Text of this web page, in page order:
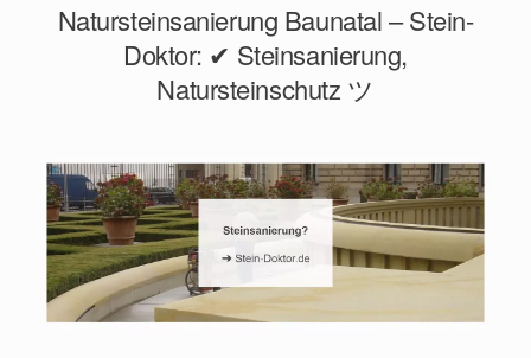
Natursteinsanierung Baunatal – Stein-
Doktor: ✔ Steinsanierung,
Natursteinschutz ツ